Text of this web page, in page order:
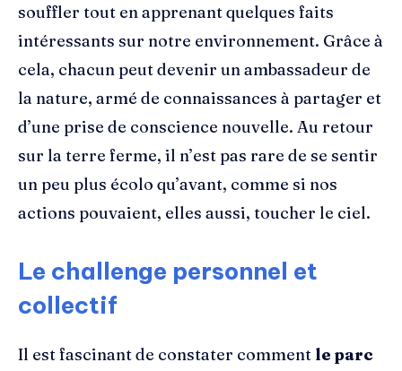
souffler tout en apprenant quelques faits
intéressants sur notre environnement. Grâce à
cela, chacun peut devenir un ambassadeur de
la nature, armé de connaissances à partager et
d’une prise de conscience nouvelle. Au retour
sur la terre ferme, il n’est pas rare de se sentir
un peu plus écolo qu’avant, comme si nos
actions pouvaient, elles aussi, toucher le ciel.
Le challenge personnel et
collectif
Il est fascinant de constater comment le parc